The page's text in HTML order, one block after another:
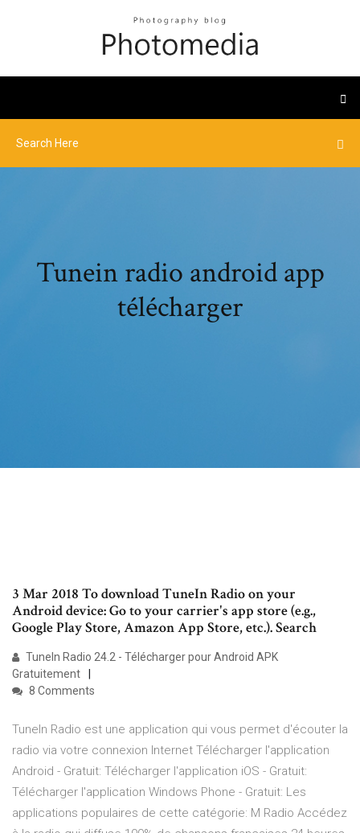
Tunein radio android app
télécharger
3 Mar 2018 To download TuneIn Radio on your
Android device: Go to your carrier's app store (e.g.,
Google Play Store, Amazon App Store, etc.). ​Search
TuneIn Radio 24.2 - Télécharger pour Android APK
Gratuitement
8 Comments
TuneIn Radio est une application qui vous permet d'écouter la
radio via votre connexion Internet Télécharger l'application
Android - Gratuit: Télécharger l'application iOS - Gratuit:
Télécharger l'application Windows Phone - Gratuit: Les
applications populaires de cette catégorie: M Radio Accédez